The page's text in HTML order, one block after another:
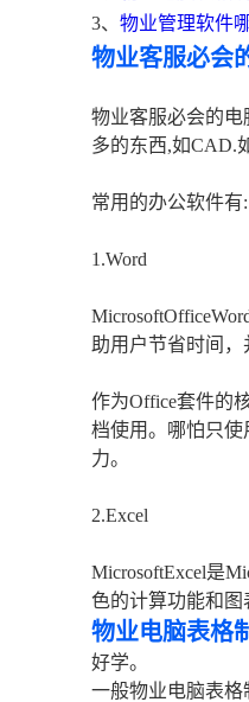
3、 物业管理软件
物业客服必会
物业客服必会的电
多的东西,如CAD.
常用的办公软件有:
1.Word
助用户节省时间，
作为Office套件的
档使用。哪怕只使
力。
2.Excel
MicrosoftExcel是
色的计算功能和图
物业电脑表格
好学。
一般物业电脑表